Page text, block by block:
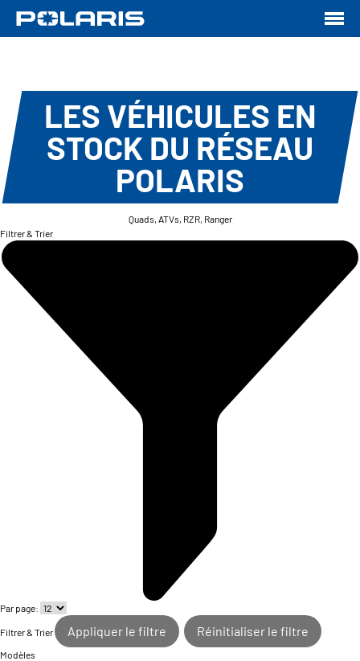
LES VÉHICULES EN
STOCK DU RÉSEAU
POLARIS
Quads, ATVs, RZR, Ranger
Filtrer & Trier
Par page:
Filtrer & Trier Appliquer le filtre Réinitialiser le filtre
Modèles